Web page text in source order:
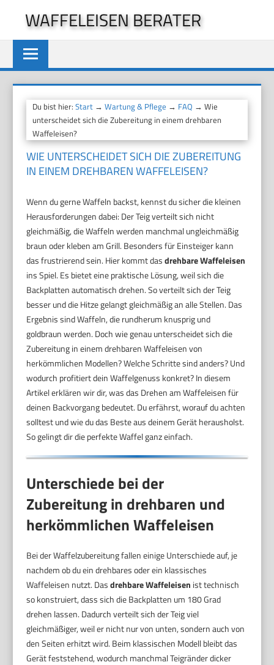
springen
WAFFELEISEN BERATER
Du bist hier:Start →Wartung & Pflege → FAQ → Wie
unterscheidet sich die Zubereitung in einem drehbaren
Waffeleisen?
WIE UNTERSCHEIDET SICH DIE ZUBEREITUNG
IN EINEM DREHBAREN WAFFELEISEN?
Wenn du gerne Waffeln backst, kennst du sicher die kleinen
Herausforderungen dabei: Der Teig verteilt sich nicht
gleichmäßig, die Waffeln werden manchmal ungleichmäßig
braun oder kleben am Grill. Besonders für Einsteiger kann
das frustrierend sein. Hier kommt dasdrehbare Waffeleisen
ins Spiel. Es bietet eine praktische Lösung, weil sich die
Backplatten automatisch drehen. So verteilt sich der Teig
besser und die Hitze gelangt gleichmäßig an alle Stellen. Das
Ergebnis sind Waffeln, die rundherum knusprig und
goldbraun werden. Doch wie genau unterscheidet sich die
Zubereitung in einem drehbaren Waffeleisen von
herkömmlichen Modellen? Welche Schritte sind anders? Und
wodurch profitiert dein Waffelgenuss konkret? In diesem
Artikel erklären wir dir, was das Drehen am Waffeleisen für
deinen Backvorgang bedeutet. Du erfährst, worauf du achten
solltest und wie du das Beste aus deinem Gerät herausholst.
So gelingt dir die perfekte Waffel ganz einfach.
Unterschiede bei der
Zubereitung in drehbaren und
herkömmlichen Waffeleisen
Bei der Waffelzubereitung fallen einige Unterschiede auf, je
nachdem ob du ein drehbares oder ein klassisches
Waffeleisen nutzt. Dasdrehbare Waffeleisen ist technisch
so konstruiert, dass sich die Backplatten um 180 Grad
drehen lassen. Dadurch verteilt sich der Teig viel
gleichmäßiger, weil er nicht nur von unten, sondern auch von
den Seiten erhitzt wird. Beim klassischen Modell bleibt das
Gerät feststehend, wodurch manchmal Teigränder dicker